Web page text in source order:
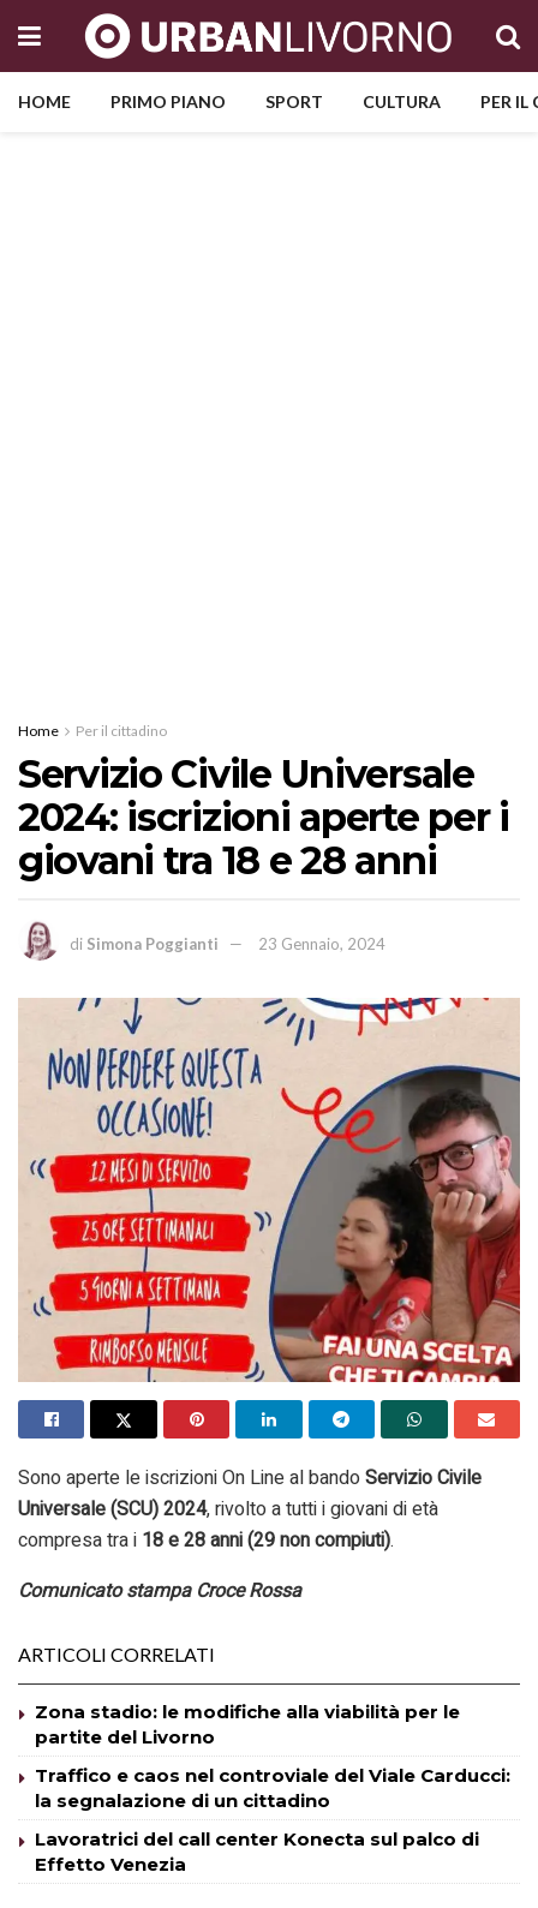
HOME PRIMO PIANO SPORT CULTURA PER
Home Per il cittadino
Servizio Civile Universale
2024: iscrizioni aperte per i
giovani tra 18 e 28 anni
di Simona Poggianti 23 Gennaio, 2024
Sono aperte le iscrizioni On Line al bandoServizio Civile
Universale (SCU) 2024, rivolto a tutti i giovani di età
compresa tra i 18 e 28 anni (29 non compiuti).
Comunicato stampa Croce Rossa
ARTICOLI CORRELATI
Zona stadio: le modifiche alla viabilità per le
partite del Livorno
Traffico e caos nel controviale del Viale Carducci:
la segnalazione di un cittadino
Lavoratrici del call center Konecta sul palco di
Effetto Venezia